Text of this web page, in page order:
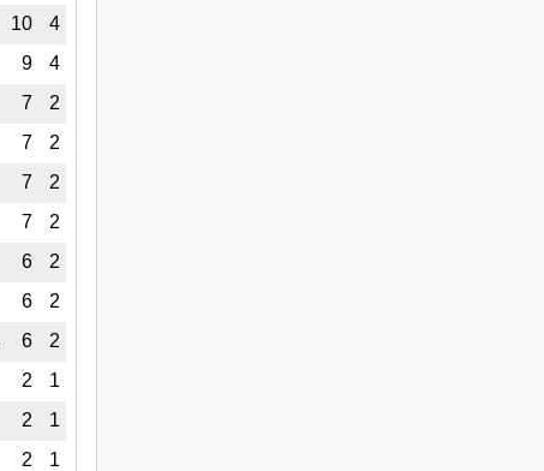
10 4
9 4
7 2
7 2
7 2
7 2
6 2
6 2
6 2
2 1
2 1
2 1